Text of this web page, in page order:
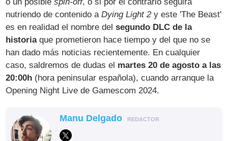
nutriendo de contenido aDying Light 2y este 'The Beast'
es en realidad el nombre delsegundo DLC de la
historiaque prometieron hace tiempo y del que no se
han dado más noticias recientemente. En cualquier
caso, saldremos de dudas el martes 20 de agosto a las
20:00h (hora peninsular española), cuando arranque la
Opening Night Live de Gamescom 2024.
Manu Delgado REDACTOR